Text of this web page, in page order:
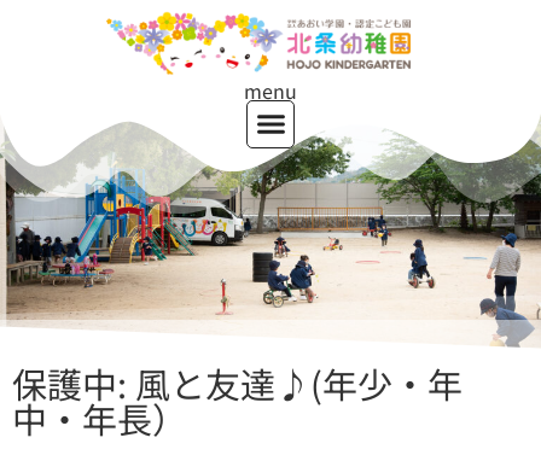
menu
保護中: 風と友達♪(年少・年
中・年長）